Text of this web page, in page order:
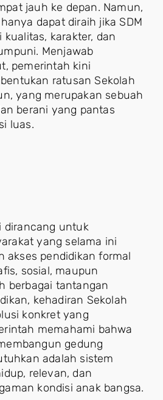
jauh ke depan. Namun,
dapat diraih jika SDM
karakter, dan
Menjawab
pemerintah kini
ratusan Sekolah
yang merupakan sebuah
berani yang pantas
luas.
dirancang untuk
yang selama ini
akses pendidikan formal
sosial, maupun
berbagai tantangan
kehadiran Sekolah
konkret yang
memahami bahwa
gedung
adalah sistem
relevan, dan
kondisi anak bangsa.